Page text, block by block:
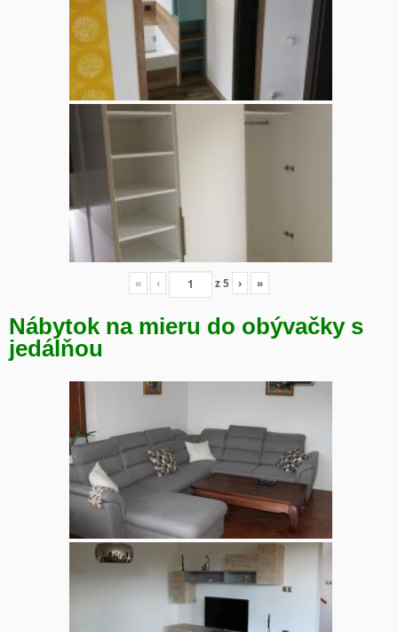
« ‹ z5 › »
Nábytok na mieru do obývačky s
jedálňou